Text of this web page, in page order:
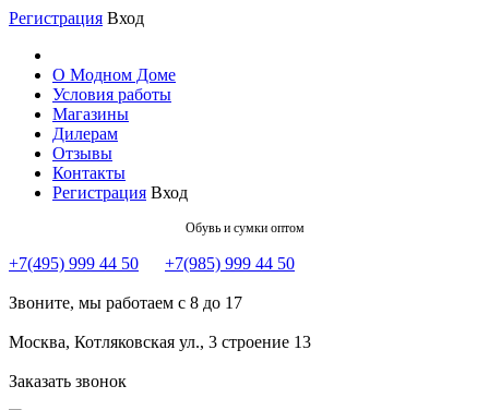
Регистрация Вход
О Модном Доме
Условия работы
Магазины
Дилерам
Отзывы
Контакты
Регистрация Вход
Обувь и сумки оптом
+7(495) 999 44 50 +7(985) 999 44 50
Звоните, мы работаем с 8 до 17
Москва, Котляковская ул., 3 строение 13
Заказать звонок